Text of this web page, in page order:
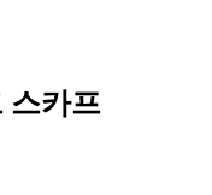
스카프